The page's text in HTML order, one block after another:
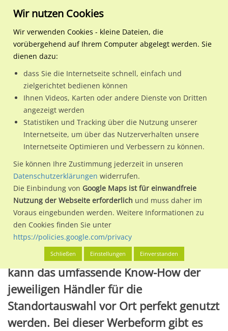
News Händlerkampagnen
Händlerkampagnen und
Händlerwerbung
Geschrieben von: Kathrin Weißenrieder
am 3.Februar 2017
Was ist denn das?
Eine Übersicht
Bei einer Händlerkampagne oder
Händlerwerbung, werden Händler direkt
in eine Plakataktion mit einbezogen. So
kann das umfassende Know-How der
jeweiligen Händler für die
Standortauswahl vor Ort perfekt genutzt
werden. Bei dieser Werbeform gibt es
Wir nutzen Cookies
Wir verwenden Cookies - kleine Dateien, die
vorübergehend auf Ihrem Computer abgelegt werden. Sie
dienen dazu:
dass Sie die Internetseite schnell, einfach und
zielgerichtet bedienen können
Ihnen Videos, Karten oder andere Dienste von Dritten
angezeigt werden
Statistiken und Tracking über die Nutzung unserer
Internetseite, um über das Nutzerverhalten unsere
Internetseite Optimieren und Verbessern zu können.
Sie können Ihre Zustimmung jederzeit in unseren
Datenschutzerklärungen widerrufen.
Die Einbindung von Google Maps ist für einwandfreie
Nutzung der Webseite erforderlich und muss daher im
Voraus eingebunden werden. Weitere Informationen zu
den Cookies finden Sie unter
https://policies.google.com/privacy
Schließen Einstellungen Einverstanden